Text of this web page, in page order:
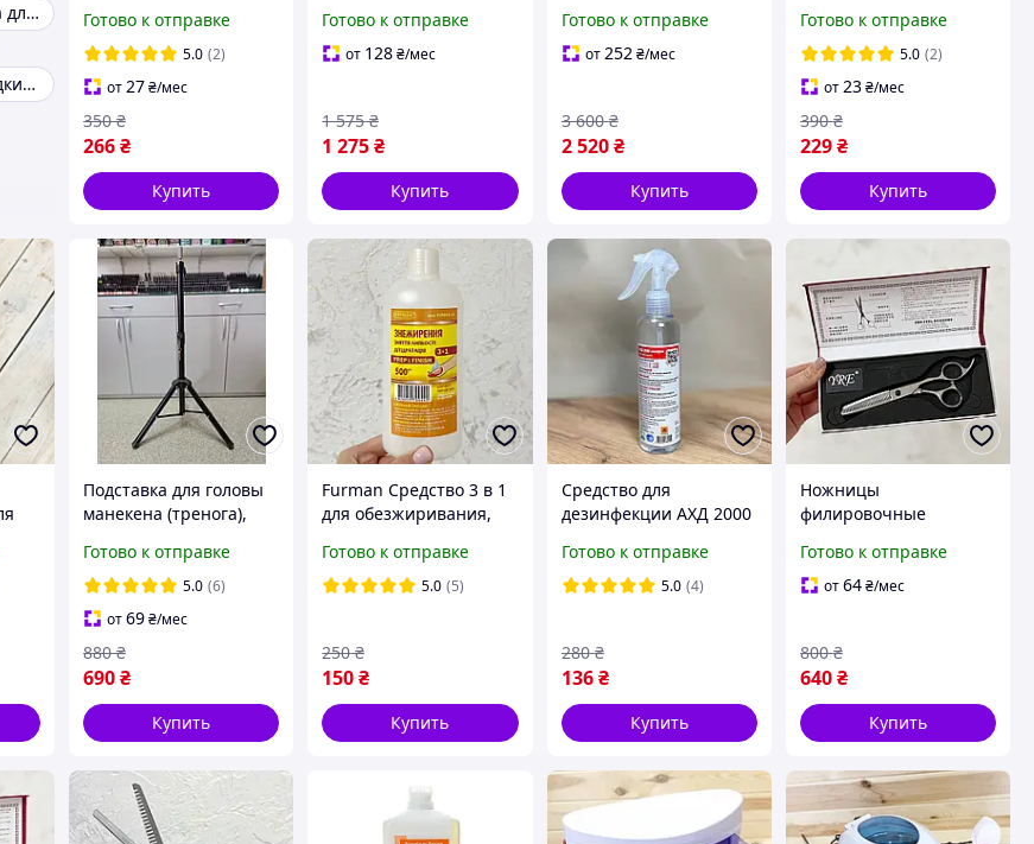
Расческа массажка для волос
Расчески для укладки волос
Готово к отправке
5.0 (2)
от27₴/мес
266₴
350 ₴
Купить
206 ( Колор бар)
Готово к отправке
от 128₴/мес
1 275₴
1 575 ₴
Купить
(Колор бар)
Готово к отправке
от252 ₴/мес
2 520 ₴
3 600 ₴
Купить
Готово к отправке
5.0 (2)
от23₴/мес
229₴
390 ₴
Купить
Подставка для головы
манекена (тренога),
Готово к отправке
5.0 (6)
от69₴/мес
690₴
880 ₴
Купить
Furman Средство 3 в 1
для обезжиривания,
дегидрации, 500 мл
Готово к отправке
5.0 (5)
150₴
250 ₴
Купить
Средство для
дезинфекции АХД 2000
Готово к отправке
5.0 (4)
136 ₴
280 ₴
Купить
Ножницы
филировочные
Готово к отправке
от64₴/мес
640₴
800 ₴
Купить